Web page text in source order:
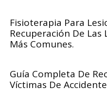
Fisioterapia Para
Recuperación De Las
Más Comunes.
Guía Completa De
Víctimas De